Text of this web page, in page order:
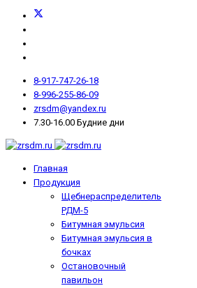
8-917-747-26-18
8-996-255-86-09
zrsdm@yandex.ru
7.30-16.00 Будние дни
Главная
Продукция
Щебнераспределитель
РДМ-5
Битумная эмульсия
Битумная эмульсия в
бочках
Остановочный
павильон